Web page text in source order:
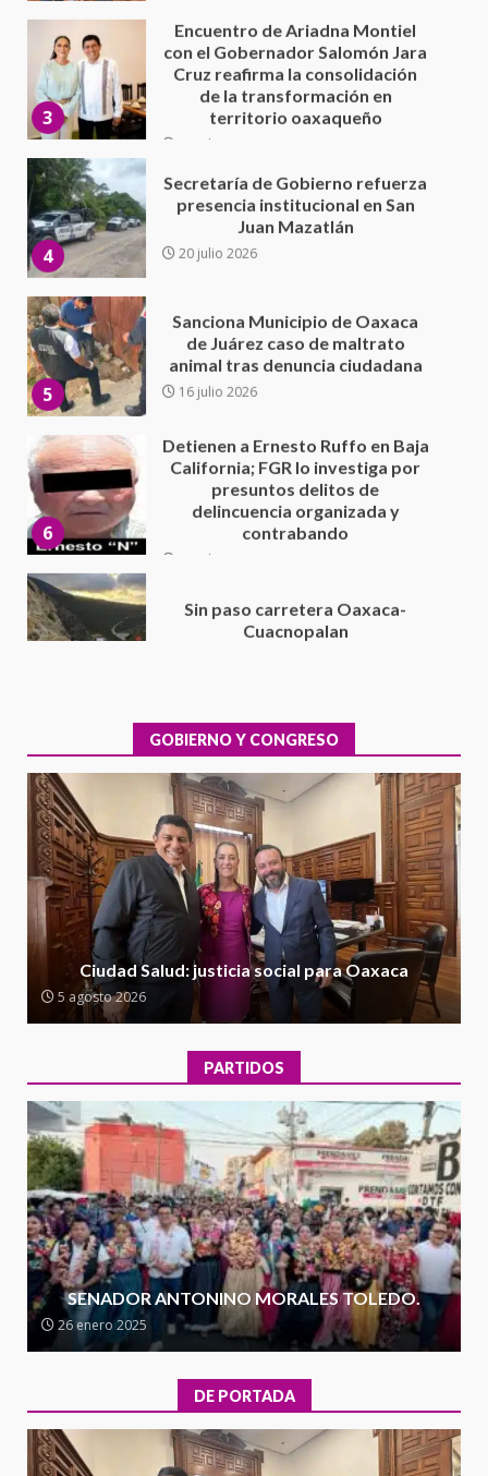
3
de la transformación en
territorio oaxaqueño
30 julio 2026
4
Secretaría de Gobierno refuerza
presencia institucional en San
20 julio 2026
5
Sanciona Municipio de Oaxaca
16 julio 2026
6
Detienen a Ernesto Ruffo en Baja
delincuencia organizada y
contrabando
16 julio 2026
7
Sin paso carretera Oaxaca-
1
integral de las instalaciones de la
Escuela Secundaria General
Moisés Sáenz Garza
5 agosto 2026
2
Ciudad Salud: justicia social para
Oaxaca
5 agosto 2026
3
Encuentro de Ariadna Montiel
con el Gobernador Salomón Jara
Cruz reafirma la consolidación
de la transformación en
territorio oaxaqueño
30 julio 2026
4
presencia institucional en San
Juan Mazatlán
20 julio 2026
5
Sanciona Municipio de Oaxaca
de Juárez caso de maltrato
animal tras denuncia ciudadana
16 julio 2026
6
Detienen a Ernesto Ruffo en Baja
California; FGR lo investiga por
presuntos delitos de
contrabando
16 julio 2026
GOBIERNO Y CONGRESO
Ciudad Salud: justicia social para Oaxaca
5 agosto 2026
PARTIDOS
SENADOR ANTONINO MORALES TOLEDO.
26 enero 2025
DE PORTADA